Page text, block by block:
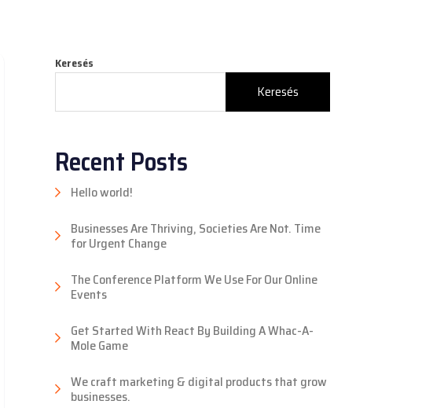
Keresés
Keresés
Recent Posts
Hello world!
Businesses Are Thriving, Societies Are Not. Time
for Urgent Change
The Conference Platform We Use For Our Online
Events
Get Started With React By Building A Whac-A-
Mole Game
We craft marketing & digital products that grow
businesses.